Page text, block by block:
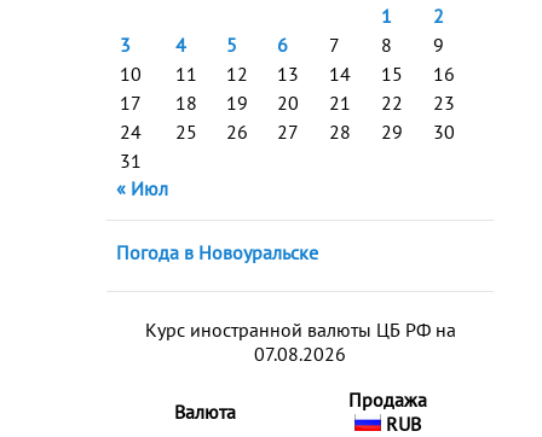
1
2
3
4 5 6 7 8
9
10
11 12 13 14 15
16
17
18 19 20 21 22
23
24
25 26 27 28 29
30
31
« Июл
Погода в Новоуральске
Курс иностранной валюты ЦБ РФ на
07.08.2026
Валюта
Продажа
RUB